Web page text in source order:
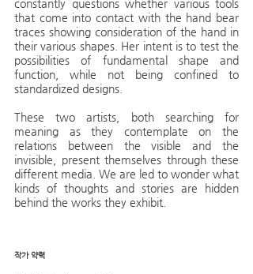
constantly questions whether various tools
that come into contact with the hand bear
traces showing consideration of the hand in
their various shapes. Her intent is to test the
possibilities of fundamental shape and
function, while not being confined to
standardized designs.
These two artists, both searching for
meaning as they contemplate on the
relations between the visible and the
invisible, present themselves through these
different media. We are led to wonder what
kinds of thoughts and stories are hidden
behind the works they exhibit.
작가 약력